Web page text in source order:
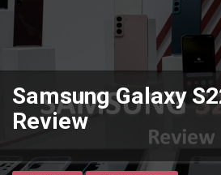
Samsung Galaxy
Review